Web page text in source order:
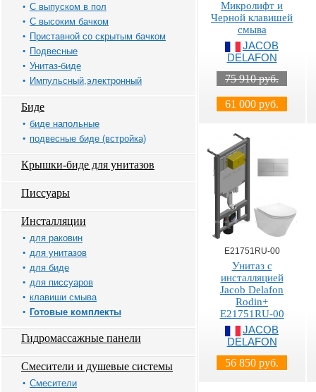
С выпуском в пол
С высоким бачком
Приставной со скрытым бачком
Подвесные
Унитаз-биде
Импульсный,электронный
Биде
биде напольные
подвесные биде (встройка)
Крышки-биде для унитазов
Писсуары
Инсталляции
для раковин
для унитазов
для биде
для писсуаров
клавиши смыва
Готовые комплекты
Гидромассажные панели
Смесители и душевые системы
Смесители
Микролифт и
Черной клавишей
смыва
JACOB
DELAFON
75 910 руб.
61 000 руб.
E21751RU-00
Унитаз c
инсталляцией
Jacob Delafon
Rodin+
E21751RU-00
JACOB
DELAFON
56 850 руб.